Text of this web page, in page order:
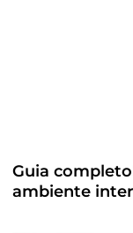
Guia
ambiente